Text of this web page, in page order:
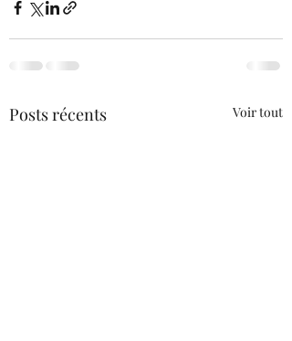
Posts récents Voir tout